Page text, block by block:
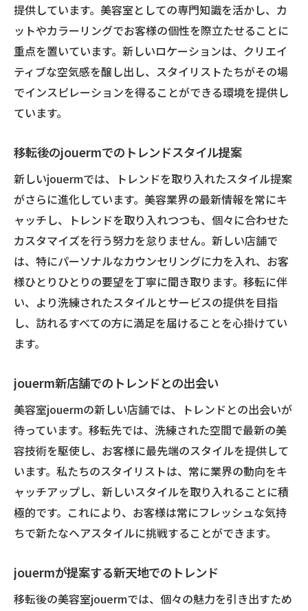
提供しています。美容室としての専門知識を活かし、カ
ットやカラーリングでお客様の個性を際立たせることに
重点を置いています。新しいロケーションは、クリエイ
ティブな空気感を醸し出し、スタイリストたちがその場
でインスピレーションを得ることができる環境を提供し
ています。
移転後のjouermでのトレンドスタイル提案
新しいjouermでは、トレンドを取り入れたスタイル提案
がさらに進化しています。美容業界の最新情報を常にキ
ャッチし、トレンドを取り入れつつも、個々に合わせた
カスタマイズを行う努力を怠りません。新しい店舗で
は、特にパーソナルなカウンセリングに力を入れ、お客
様ひとりひとりの要望を丁寧に聞き取ります。移転に伴
い、より洗練されたスタイルとサービスの提供を目指
し、訪れるすべての方に満足を届けることを心掛けてい
ます。
jouerm新店舗でのトレンドとの出会い
美容室jouermの新しい店舗では、トレンドとの出会いが
待っています。移転先では、洗練された空間で最新の美
容技術を駆使し、お客様に最先端のスタイルを提供して
います。私たちのスタイリストは、常に業界の動向をキ
ャッチアップし、新しいスタイルを取り入れることに積
極的です。これにより、お客様は常にフレッシュな気持
ちで新たなヘアスタイルに挑戦することができます。
jouermが提案する新天地でのトレンド
移転後の美容室jouermでは、個々の魅力を引き出すため